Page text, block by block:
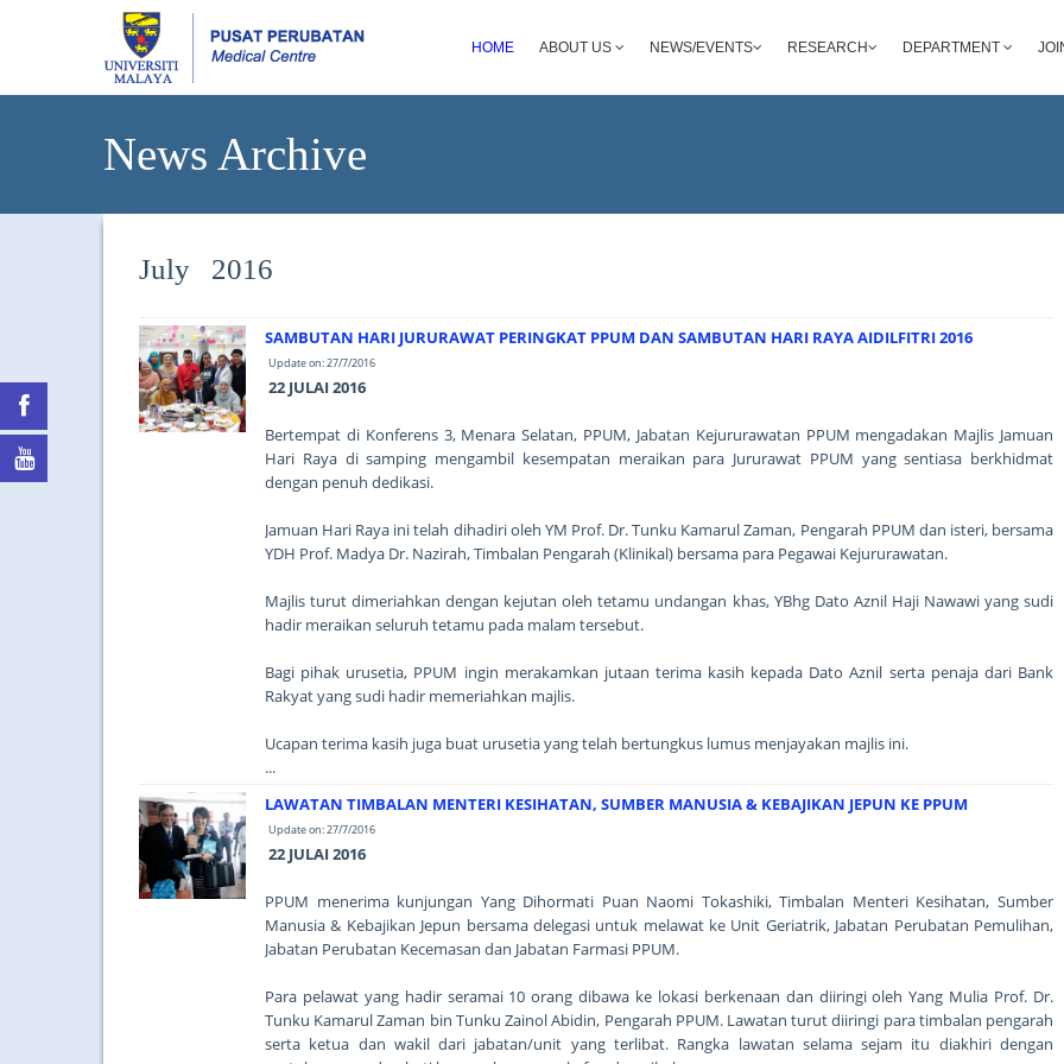
HOME ABOUT US NEWS/EVENTS RESEARCH DEPARTMENT
News Archive
July 2016
SAMBUTAN HARI JURURAWAT PERINGKAT PPUM DAN SAMBUTAN HARI RAYA AIDILFITRI 2016
Update on: 27/7/2016
22 JULAI 2016
Bertempat di Konferens 3, Menara Selatan, PPUM, Jabatan Kejururawatan PPUM mengadakan Majlis Jamuan
Hari Raya di samping mengambil kesempatan meraikan para Jururawat PPUM yang sentiasa berkhidmat
dengan penuh dedikasi.
Jamuan Hari Raya ini telah dihadiri oleh YM Prof. Dr. Tunku Kamarul Zaman, Pengarah PPUM dan isteri, bersama
YDH Prof. Madya Dr. Nazirah, Timbalan Pengarah (Klinikal) bersama para Pegawai Kejururawatan.
Majlis turut dimeriahkan dengan kejutan oleh tetamu undangan khas, YBhg Dato Aznil Haji Nawawi yang sudi
hadir meraikan seluruh tetamu pada malam tersebut.
Bagi pihak urusetia, PPUM ingin merakamkan jutaan terima kasih kepada Dato Aznil serta penaja dari Bank
Rakyat yang sudi hadir memeriahkan majlis.
Ucapan terima kasih juga buat urusetia yang telah bertungkus lumus menjayakan majlis ini.
...
LAWATAN TIMBALAN MENTERI KESIHATAN, SUMBER MANUSIA & KEBAJIKAN JEPUN KE PPUM
Update on: 27/7/2016
22 JULAI 2016
PPUM menerima kunjungan Yang Dihormati Puan Naomi Tokashiki, Timbalan Menteri Kesihatan, Sumber
Manusia & Kebajikan Jepun bersama delegasi untuk melawat ke Unit Geriatrik, Jabatan Perubatan Pemulihan,
Jabatan Perubatan Kecemasan dan Jabatan Farmasi PPUM.
Para pelawat yang hadir seramai 10 orang dibawa ke lokasi berkenaan dan diiringi oleh Yang Mulia Prof. Dr.
Tunku Kamarul Zaman bin Tunku Zainol Abidin, Pengarah PPUM. Lawatan turut diiringi para timbalan pengarah
serta ketua dan wakil dari jabatan/unit yang terlibat. Rangka lawatan selama sejam itu diakhiri dengan